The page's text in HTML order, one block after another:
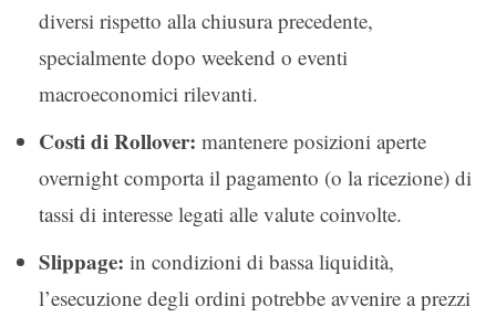
diversi rispetto alla chiusura precedente,
specialmente dopo weekend o eventi
macroeconomici rilevanti.
Costi di Rollover: mantenere posizioni aperte
overnight comporta il pagamento (o la ricezione) di
tassi di interesse legati alle valute coinvolte.
Slippage: in condizioni di bassa liquidità,
l’esecuzione degli ordini potrebbe avvenire a prezzi